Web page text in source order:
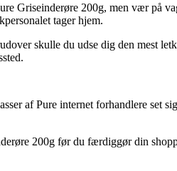
Griseinderøre 200g, men vær på
tager hjem.
skulle du udse dig den mest
af Pure internet forhandlere set
200g før du færdiggør din